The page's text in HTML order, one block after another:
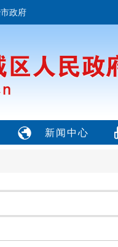
政府
新闻中心